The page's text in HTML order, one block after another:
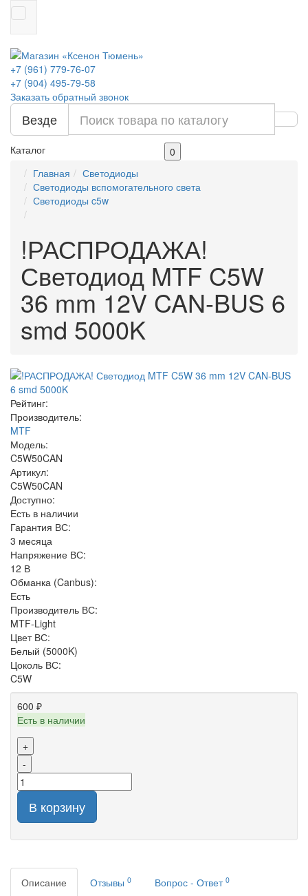
+7 (961) 779-76-07
+7 (904) 495-79-58
Заказать обратный звонок
Везде
Каталог
0
Главная
Светодиоды
Светодиоды вспомогательного света
Светодиоды c5w
!РАСПРОДАЖА!
Светодиод MTF C5W
36 mm 12V CAN-BUS 6
smd 5000K
Рейтинг:
Производитель:
MTF
Модель:
C5W50CAN
Артикул:
C5W50CAN
Доступно:
Есть в наличии
Гарантия ВС:
3 месяца
Напряжение ВС:
12 В
Обманка (Canbus):
Есть
Производитель ВС:
MTF-Light
Цвет ВС:
Белый (5000K)
Цоколь ВС:
C5W
600 ₽
Есть в наличии
+
-
В корзину
Описание Отзывы 0 Вопрос - Ответ 0